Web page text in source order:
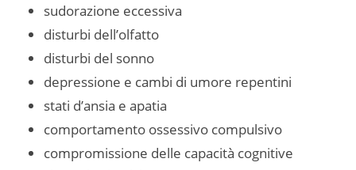
sudorazione eccessiva
disturbi dell’olfatto
disturbi del sonno
depressione e cambi di umore repentini
stati d’ansia e apatia
comportamento ossessivo compulsivo
compromissione delle capacità cognitive